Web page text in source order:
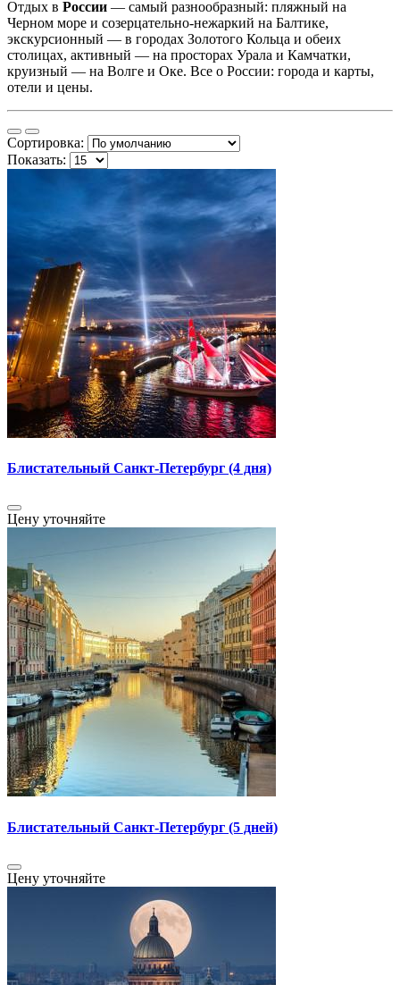
Отдых в России — самый разнообразный: пляжный на
Черном море и созерцательно-нежаркий на Балтике,
экскурсионный — в городах Золотого Кольца и обеих
столицах, активный — на просторах Урала и Камчатки,
круизный — на Волге и Оке. Все о России: города и карты,
отели и цены.
Сортировка:
Показать:
Блистательный Санкт-Петербург (4 дня)
Цену уточняйте
Блистательный Санкт-Петербург (5 дней)
Цену уточняйте